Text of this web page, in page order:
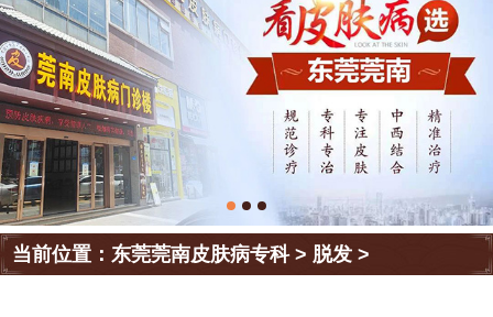
当前位置：东莞莞南皮肤病专科> 脱发 >